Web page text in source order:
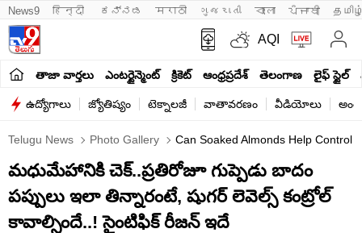
News9 हिन्दी ಕನ್ನಡ मराठी ગુજરાતી বাংলা ਪੰਜਾਬੀ
AQI
తాజా వార్తలు ఎంటర్టైన్మెంట్ క్రికెట్ ఆంధ్రప్రదేశ్ తెలంగాణ లైఫ్ స్టైల్
ఉద్యోగాలు జ్యోతిష్యం టెక్నాలజీ వాతావరణం వీడియోలు
Telugu News Photo Gallery Can Soaked Almonds Help Control
మధుమేహానికి చెక్..ప్రతిరోజూ గుప్పెడు బాదం
పప్పులు ఇలా తిన్నారంటే, షుగర్ లెవెల్స్ కంట్రోల్
కావాల్సిందే..! సైంటిఫిక్ రీజన్ ఇదే